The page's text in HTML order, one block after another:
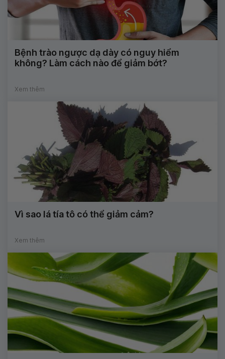
Bệnh trào ngược dạ dày có nguy hiểm
không? Làm cách nào để giảm bớt?
Xem thêm
Vì sao lá tía tô có thể giảm cảm?
Xem thêm